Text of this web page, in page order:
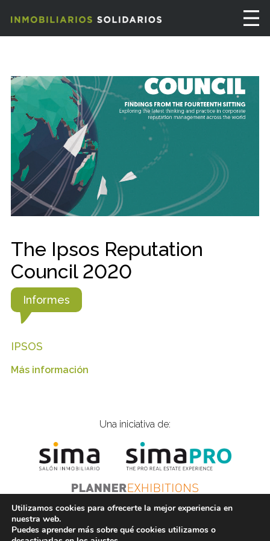
The Ipsos Reputation
Council 2020
Informes
IPSOS
Más información
Una iniciativa de:
© 2020 Inmobiliarios Solidarios | is@gplanner.com |
Utilizamos cookies para ofrecerte la mejor experiencia en
nuestra web.
Puedes aprender más sobre qué cookies utilizamos o